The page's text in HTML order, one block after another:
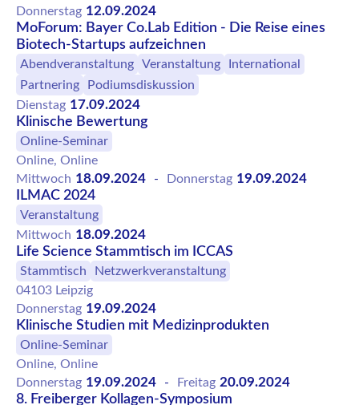
Donnerstag 12.09.2024
MoForum: Bayer Co.Lab Edition - Die Reise eines
Biotech-Startups aufzeichnen
Abendveranstaltung Veranstaltung
International
Partnering
Podiumsdiskussion
Dienstag 17.09.2024
Klinische Bewertung
Online-Seminar
Online, Online
Mittwoch 18.09.2024 - Donnerstag 19.09.2024
ILMAC 2024
Veranstaltung
Mittwoch 18.09.2024
Life Science Stammtisch im ICCAS
Stammtisch
Netzwerkveranstaltung
04103 Leipzig
Donnerstag 19.09.2024
Klinische Studien mit Medizinprodukten
Online-Seminar
Online, Online
Donnerstag 19.09.2024 - Freitag 20.09.2024
8. Freiberger Kollagen-Symposium